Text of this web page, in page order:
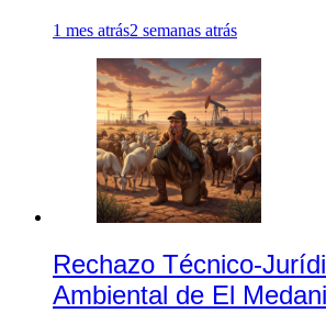
1 mes atrás2 semanas atrás
Rechazo Técnico-
Ambiental de El